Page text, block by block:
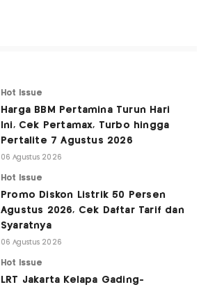
Hot Issue
Harga BBM Pertamina Turun Hari
Ini, Cek Pertamax, Turbo hingga
Pertalite 7 Agustus 2026
06 Agustus 2026
Hot Issue
Promo Diskon Listrik 50 Persen
Agustus 2026, Cek Daftar Tarif dan
Syaratnya
06 Agustus 2026
Hot Issue
LRT Jakarta Kelapa Gading-